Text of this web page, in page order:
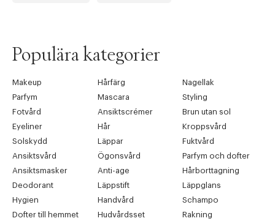
Populära kategorier
Makeup Hårfärg
Nagellak
Parfym
Mascara
Styling
Fotvård
Ansiktscrémer
Brun utan sol
Eyeliner
Hår
Kroppsvård
Solskydd
Läppar
Fuktvård
Ansiktsvård
Ögonsvård
Parfym och dofter
Ansiktsmasker
Anti-age
Hårborttagning
Deodorant
Läppstift
Läppglans
Hygien
Handvård
Schampo
Dofter till hemmet
Hudvårdsset Rakning